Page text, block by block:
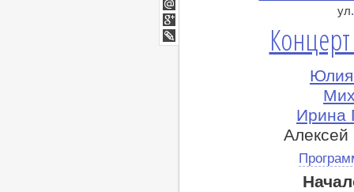
Юлия
Ирина
Алексей
Мой
Мир
Google+
lj